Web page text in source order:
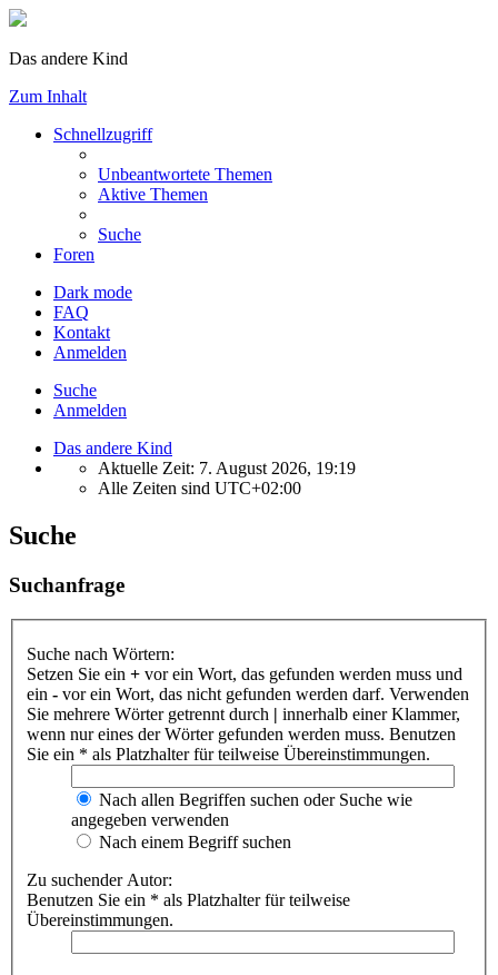
Das andere Kind
Zum Inhalt
Schnellzugriff
Unbeantwortete Themen
Aktive Themen
Suche
Foren
Dark mode
FAQ
Kontakt
Anmelden
Suche
Anmelden
Das andere Kind
Aktuelle Zeit: 7. August 2026, 19:19
Alle Zeiten sind UTC+02:00
Suche
Suchanfrage
Suche nach Wörtern:
Setzen Sie ein + vor ein Wort, das gefunden werden muss und
ein - vor ein Wort, das nicht gefunden werden darf. Verwenden
Sie mehrere Wörter getrennt durch | innerhalb einer Klammer,
wenn nur eines der Wörter gefunden werden muss. Benutzen
Sie ein * als Platzhalter für teilweise Übereinstimmungen.
Nach allen Begriffen suchen oder Suche wie
angegeben verwenden
Nach einem Begriff suchen
Zu suchender Autor:
Benutzen Sie ein * als Platzhalter für teilweise
Übereinstimmungen.